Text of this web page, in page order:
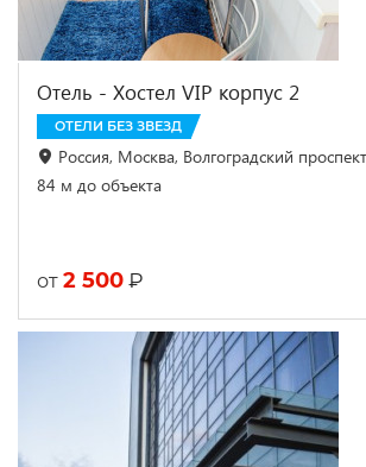
Отель - Хостел VIP корпус 2
ОТЕЛИ БЕЗ ЗВЕЗД
Россия, Москва, Волгоградский
84 м до объекта
от 2 500 ₽